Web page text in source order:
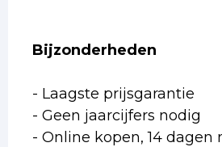
Bijzonderheden
- Laagste prijsgarantie
- Geen jaarcijfers nodig
- Online kopen, 14 dagen